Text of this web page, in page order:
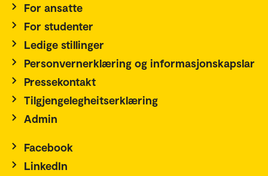
For ansatte
For studenter
Ledige stillinger
Personvernerklæring og informasjonskapslar
Pressekontakt
Tilgjengelegheitserklæring
Admin
Facebook
LinkedIn